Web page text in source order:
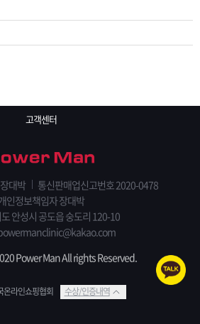
고객센터
대박
통신판매업신고번호 2020-0478
인정보책임자 장대박
안성시 공도읍 숭도리 120-10
Power Man All rights Reserved.
온라인쇼핑협회 수상/인증내역